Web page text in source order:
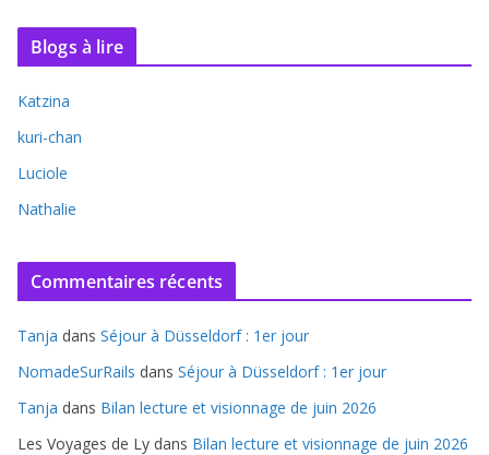
Blogs à lire
Katzina
kuri-chan
Luciole
Nathalie
Commentaires récents
Tanja dans Séjour à Düsseldorf : 1er jour
NomadeSurRails dans Séjour à Düsseldorf : 1er jour
Tanja dans Bilan lecture et visionnage de juin 2026
Les Voyages de Ly dans Bilan lecture et visionnage de juin 2026